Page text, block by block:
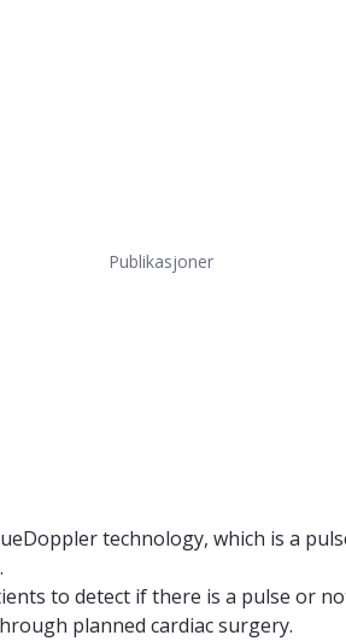
Publikasjoner
technology, which is a
to detect if there is a pulse or
planned cardiac surgery.